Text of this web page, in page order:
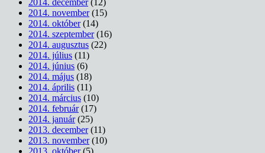
2014. december(12)
2014. november(15)
2014. október(14)
2014. szeptember(16)
2014. augusztus (22)
2014. július (11)
2014. június (6)
2014. május (18)
2014. április (11)
2014. március (10)
2014. február(17)
2014. január(25)
2013. december(11)
2013. november(10)